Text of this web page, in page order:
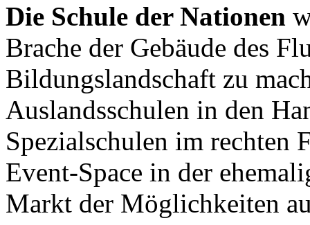
Die Schule der Nationen
Brache der Gebäude des
Bildungslandschaft zu
Auslandsschulen in den
Spezialschulen im rechten
Event-Space in der
Markt der Möglichkeiten